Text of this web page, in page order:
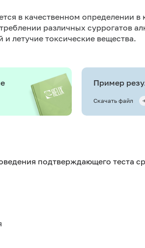
в качественном определении
различных суррогатов
и летучие токсические вещества.
Пример
Скачать файл
подтверждающего теста